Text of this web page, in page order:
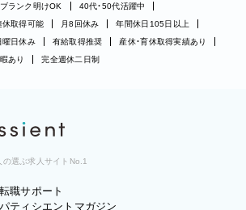
ブランク明けOK
40代・50代活躍中
休取得可能 月8回休み
年間休日105日以上
曜日休み 有給取得推奨
産休・育休取得実績あり
あり 完全週休二日制
の選ぶ求人サイトNo.1
転職サポート
パティシエントマガジン